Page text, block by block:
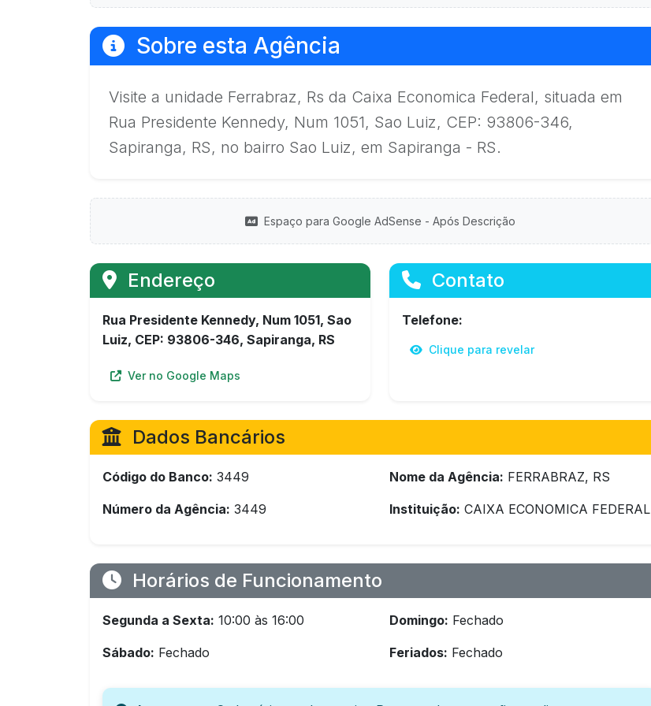
Sobre esta Agência
Visite a unidade Ferrabraz, Rs da Caixa Economica Federal, situada em
Rua Presidente Kennedy, Num 1051, Sao Luiz, CEP: 93806-346,
Sapiranga, RS, no bairro Sao Luiz, em Sapiranga - RS.
Espaço para Google AdSense - Após Descrição
Endereço
Rua Presidente Kennedy, Num 1051, Sao
Luiz, CEP: 93806-346, Sapiranga, RS
Ver no Google Maps
Contato
Telefone:
Clique para revelar
Dados Bancários
Código do Banco: 3449
Número da Agência: 3449
Nome da Agência: FERRABRAZ, RS
Instituição: CAIXA ECONOMICA FEDERAL
Horários de Funcionamento
Segunda a Sexta: 10:00 às 16:00
Sábado: Fechado
Domingo: Fechado
Feriados: Fechado